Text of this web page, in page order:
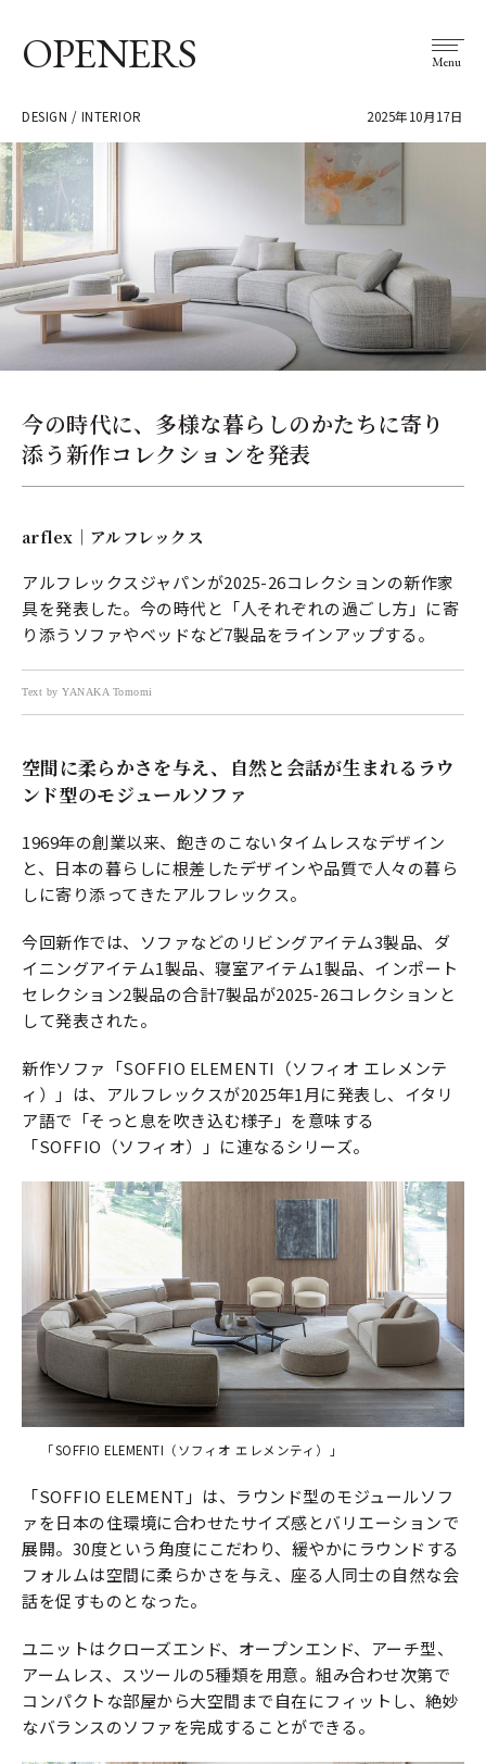
OPENERS Menu
DESIGN / INTERIOR 2025年10月17日
今の時代に、多様な暮らしのかたちに寄り
添う新作コレクションを発表
arflex｜アルフレックス
アルフレックスジャパンが2025-26コレクションの新作家
具を発表した。今の時代と「人それぞれの過ごし方」に寄
り添うソファやベッドなど7製品をラインアップする。
Text by YANAKA Tomomi
空間に柔らかさを与え、自然と会話が生まれるラウ
ンド型のモジュールソファ
1969年の創業以来、飽きのこないタイムレスなデザイン
と、日本の暮らしに根差したデザインや品質で人々の暮ら
しに寄り添ってきたアルフレックス。
今回新作では、ソファなどのリビングアイテム3製品、ダ
イニングアイテム1製品、寝室アイテム1製品、インポート
セレクション2製品の合計7製品が2025-26コレクションと
して発表された。
新作ソファ「SOFFIO ELEMENTI（ソフィオ エレメンテ
ィ）」は、アルフレックスが2025年1月に発表し、イタリ
ア語で「そっと息を吹き込む様子」を意味する
「SOFFIO（ソフィオ）」に連なるシリーズ。
「SOFFIO ELEMENTI（ソフィオ エレメンティ）」
「SOFFIO ELEMENT」は、ラウンド型のモジュールソフ
ァを日本の住環境に合わせたサイズ感とバリエーションで
展開。30度という角度にこだわり、緩やかにラウンドする
フォルムは空間に柔らかさを与え、座る人同士の自然な会
話を促すものとなった。
ユニットはクローズエンド、オープンエンド、アーチ型、
アームレス、スツールの5種類を用意。組み合わせ次第で
コンパクトな部屋から大空間まで自在にフィットし、絶妙
なバランスのソファを完成することができる。